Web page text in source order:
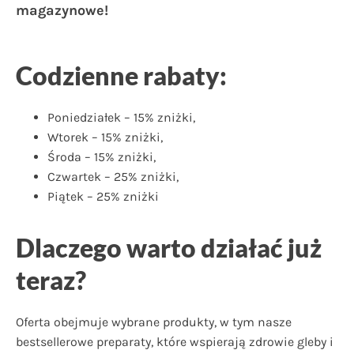
magazynowe!
Codzienne rabaty:
Poniedziałek – 15% zniżki,
Wtorek – 15% zniżki,
Środa – 15% zniżki,
Czwartek – 25% zniżki,
Piątek – 25% zniżki
Dlaczego warto działać już
teraz?
Oferta obejmuje wybrane produkty, w tym nasze
bestsellerowe preparaty, które wspierają zdrowie gleby i